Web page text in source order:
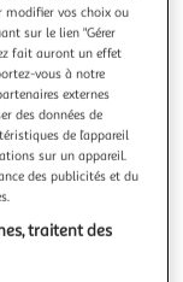
gris et orange
vous protege
pour
a l'eau
en
et
modifier vos choix ou
sur le lien "Gérer
fait auront un effet
vous à notre
externes
des données de
de l’appareil
sur un appareil.
des publicités et du
traitent des